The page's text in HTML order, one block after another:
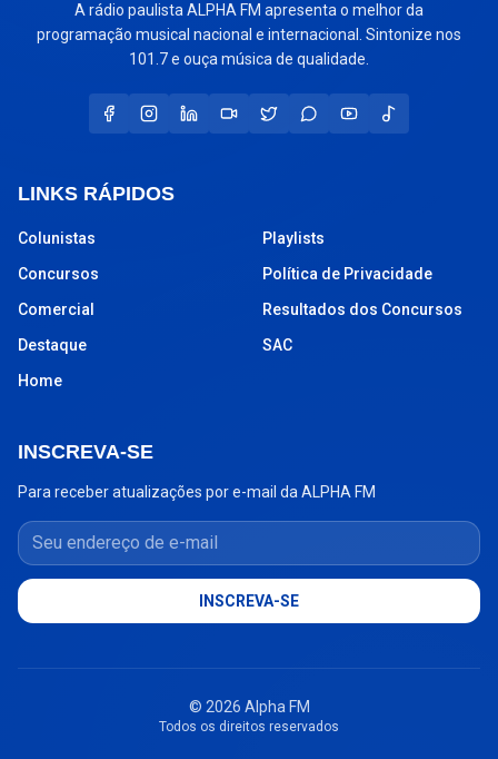
A rádio paulista ALPHA FM apresenta o melhor da
programação musical nacional e internacional. Sintonize nos
101.7 e ouça música de qualidade.
LINKS RÁPIDOS
Colunistas
Concursos
Comercial
Destaque
Home
Playlists
Política de Privacidade
Resultados dos Concursos
SAC
INSCREVA-SE
Para receber atualizações por e-mail da ALPHA FM
Seu endereço de e-mail
INSCREVA-SE
© 2026 Alpha FM
Todos os direitos reservados